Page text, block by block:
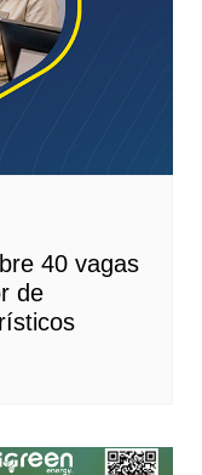
40 vagas
de